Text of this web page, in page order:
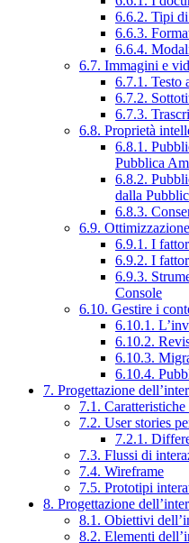
6.6.2. Tipi
6.6.3.
6.6.4.
6.7. Immagini e
6.7.1. Testo
6.7.2.
6.7.3.
6.8. Proprietà
6.8.1.
Pubblica
6.8.2.
dalla
6.8.3.
6.9.
6.9.1. I
6.9.2. I
6.9.3.
Console
6.10. Gestire i
6.10.1.
6.10.2.
6.10.3.
6.10.4.
7. Progettazione
7.1.
7.2. User stories
7.2.1.
7.3. Flussi di
7.4. Wireframe
7.5. Prototipi
8. Progettazione
8.1. Obiettivi
8.2. Elementi